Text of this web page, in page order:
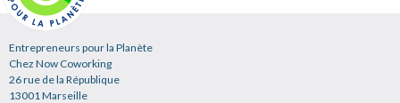
Entrepreneurs pour la Planète
Chez Now Coworking
26 rue de la République
13001 Marseille